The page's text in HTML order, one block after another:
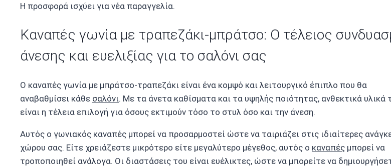
Η προσφορά ισχύει για νέα παραγγελία.
Καναπές γωνία με τραπεζάκι-μπράτσο: Ο τέλειος
άνεσης και ευελιξίας για το σαλόνι σας
Ο καναπές γωνία με μπράτσο-τραπεζάκι είναι ένα κομψό και λειτουργικό έπιπλο που θα
αναβαθμίσει κάθε σαλόνι. Με τα άνετα καθίσματα και τα υψηλής ποιότητας, ανθεκτικά υλικά
είναι η τέλεια επιλογή για όσους εκτιμούν τόσο το στυλ όσο και την άνεση.
Αυτός ο γωνιακός καναπές μπορεί να προσαρμοστεί ώστε να ταιριάζει στις ιδιαίτερες
χώρου σας. Είτε χρειάζεστε μικρότερο είτε μεγαλύτερο μέγεθος, αυτός ο καναπές μπορεί να
τροποποιηθεί ανάλογα. Οι διαστάσεις του είναι ευέλικτες, ώστε να μπορείτε να